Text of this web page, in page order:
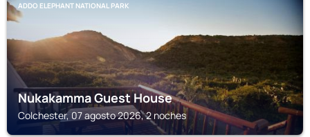
ADDO ELEPHANT NATIONAL PARK
Nukakamma Guest House
Colchester, 07 agosto 2026, 2 noches